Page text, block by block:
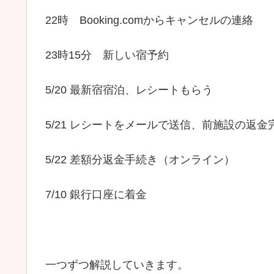
22時 Booking.comからキャンセルの連絡
23時15分 新しい宿予約
5/20 最新宿宿泊、レシートもらう
5/21 レシートをメールで送信、前施設の返金
5/22 差額分返金手続き（オンライン）
7/10 銀行口座に着金
一つずつ解説していきます。